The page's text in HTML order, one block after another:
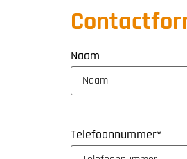
Naam
Telefoonnummer*